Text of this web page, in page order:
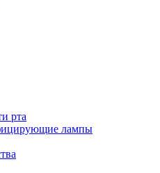
рта
лампы